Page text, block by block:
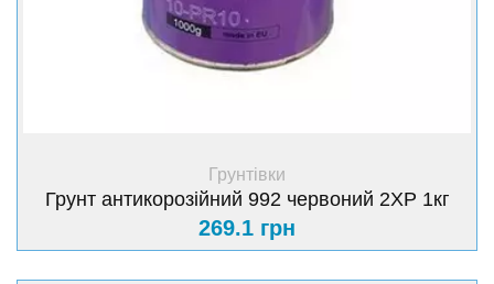
+ Купити
Грунтівки
Грунт антикорозійний 992 червоний 2XP 1кг
269.1 грн